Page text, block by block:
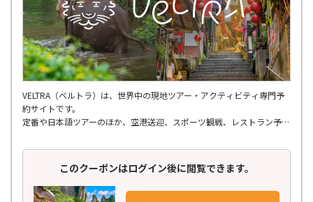
VELTRA（ベルトラ）は、世界中の現地ツアー・アクティビティ専門予
約サイトです。
定番や日本語ツアーのほか、空港送迎、スポーツ観戦、レストラン予
さらには個人では手配しにくいような穴場ツアーまで、多種多様なアク
ティビティが揃っています。
世界150ヶ国以上の地域を網羅し、21,000種類以上もの商品を掲載。
このクーポンはログイン後に閲覧できます。